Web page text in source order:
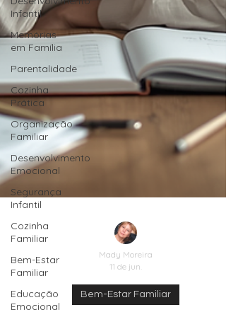
Infantil
Memórias
em Família
Parentalidade
Cozinha
Prática
Organização
Familiar
Desenvolvimento
Emocional
Segurança
Infantil
Cozinha
Familiar
Bem-Estar
Familiar
Educação
Emocional
Mady Moreira
11 de jun.